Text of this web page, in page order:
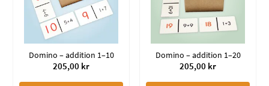
Domino – addition 1–10
205,00 kr
Domino – addition 1–20
205,00 kr